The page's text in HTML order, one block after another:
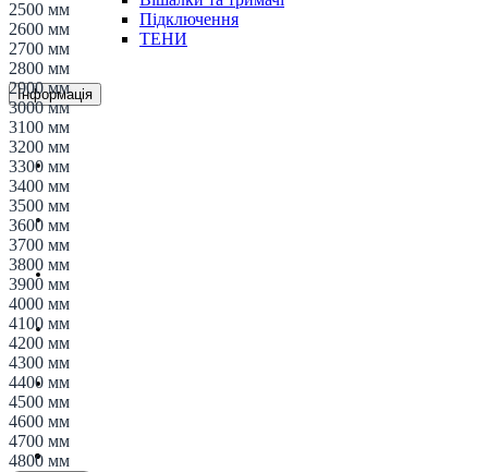
Підключення
ТЕНИ
Інформація
Доставка і оплата
Магазин
Партнерам
Новини
Контакти
2500 мм
2600 мм
2700 мм
2800 мм
2900 мм
3000 мм
3100 мм
3200 мм
3300 мм
3400 мм
3500 мм
3600 мм
3700 мм
3800 мм
3900 мм
4000 мм
4100 мм
4200 мм
4300 мм
4400 мм
4500 мм
4600 мм
4700 мм
4800 мм